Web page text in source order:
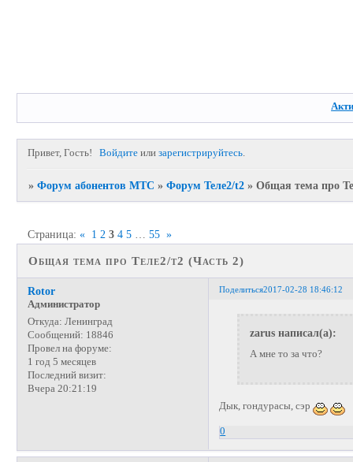
Привет, Гость! Войдите илизарегистрируйтесь.
»Форум абонентов МТС »Форум Теле2/t2 »Общая тема про
Общая тема про Теле2/t2 (Часть 2)
Страница:« 1 2 3 4 5 55 »
Поделиться2017-02-28 18:46:12
Rotor
Администратор
Откуда: Ленинград
Сообщений: 18846
Провел на форуме:
1 год 5 месяцев
Последний визит:
Вчера 20:21:19
zarus написал(а):
А мне то за что?
Дык, гондурасы, сэр
0